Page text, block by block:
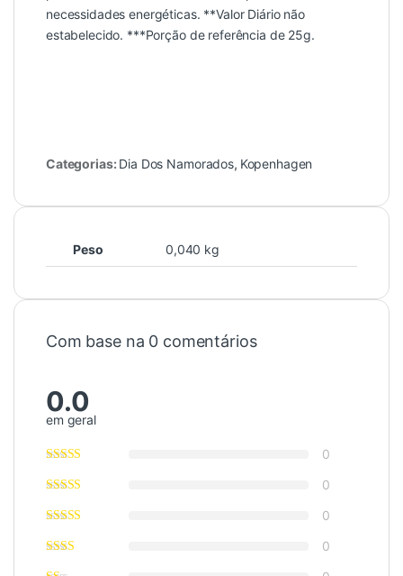
necessidades energéticas. **Valor Diário não
estabelecido. ***Porção de referência de 25g.
Categorias: Dia Dos Namorados, Kopenhagen
Peso 0,040 kg
Com base na 0 comentários
0.0
em geral
0
0
0
0